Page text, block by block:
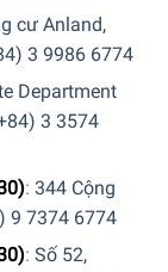
tiếp trên
Sài Gòn sẽ
từ công ty.
khẩu Đức &
cư Anland,
3 9986 6774
Department
3 3574
: 344 Cộng
9 7374 6774
: Số 52,